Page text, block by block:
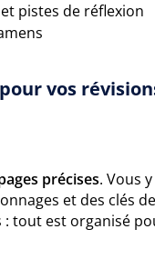
pistes de réflexion
vos
précises. Vous
et des clés
tout est organisé